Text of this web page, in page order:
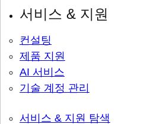
서비스 & 지원
컨설팅
제품 지원
AI 서비스
기술 계정 관리
서비스 & 지원 탐색